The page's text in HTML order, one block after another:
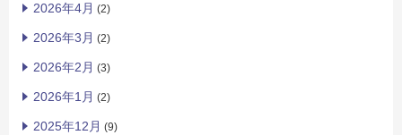
2026年4月 (2)
2026年3月 (2)
2026年2月 (3)
2026年1月 (2)
2025年12月 (9)